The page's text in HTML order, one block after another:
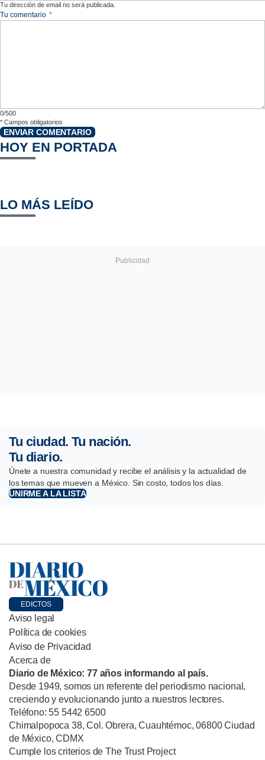
Tu dirección de email no será publicada.
Tu comentario *
0/500
* Campos obligatorios
ENVIAR COMENTARIO
HOY EN PORTADA
LO MÁS LEÍDO
Tu ciudad. Tu nación.
Tu diario.
Únete a nuestra comunidad y recibe el análisis y la actualidad de
los temas que mueven a México. Sin costo, todos los días.
UNIRME A LA LISTA
EDICTOS
Aviso legal
Política de cookies
Aviso de Privacidad
Acerca de
Diario de México: 77 años informando al país.
Desde 1949, somos un referente del periodismo nacional,
creciendo y evolucionando junto a nuestros lectores.
Teléfono: 55 5442 6500
Chimalpopoca 38, Col. Obrera, Cuauhtémoc, 06800 Ciudad
de México, CDMX
Cumple los criterios de The Trust Project